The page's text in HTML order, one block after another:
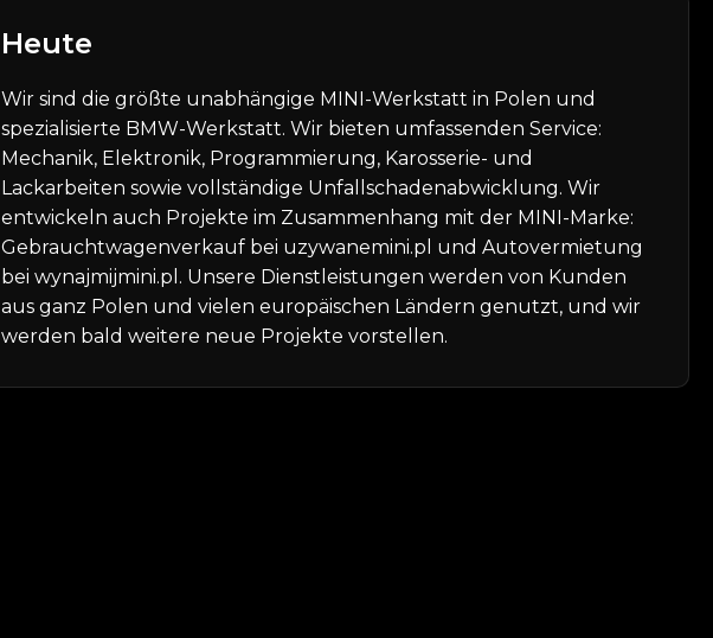
Heute
Wir sind die größte unabhängige MINI-Werkstatt in Polen und
spezialisierte BMW-Werkstatt. Wir bieten umfassenden Service:
Mechanik, Elektronik, Programmierung, Karosserie- und
Lackarbeiten sowie vollständige Unfallschadenabwicklung. Wir
entwickeln auch Projekte im Zusammenhang mit der MINI-Marke:
Gebrauchtwagenverkauf bei uzywanemini.pl und Autovermietung
bei wynajmijmini.pl. Unsere Dienstleistungen werden von Kunden
aus ganz Polen und vielen europäischen Ländern genutzt, und wir
werden bald weitere neue Projekte vorstellen.